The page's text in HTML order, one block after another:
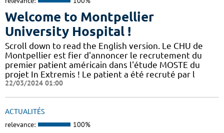
Welcome to Montpellier
University Hospital !
Scroll down to read the English version. Le CHU de
Montpellier est fier d'annoncer le recrutement du
premier patient américain dans l'étude MOSTE du
projet In Extremis ! Le patient a été recruté par l
22/03/2024 01:00
ACTUALITÉS
relevance: 100%